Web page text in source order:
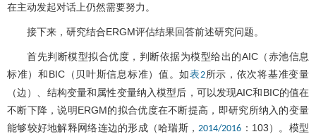
在主动发起对话上仍然需要努力。
接下来，研究结合ERGM评估结果回答前述研究问题。
首先判断模型拟合优度，判断依据为模型给出的AIC（赤池信息
标准）和BIC（贝叶斯信息标准）值。如表2所示，依次将基准变量
（边）、结构变量和属性变量纳入模型后，可以发现AIC和BIC的值在
不断下降，说明ERGM的拟合优度在不断提高，即研究所纳入的变量
能够较好地解释网络连边的形成（哈瑞斯， 2014/2016 ：103）。模型